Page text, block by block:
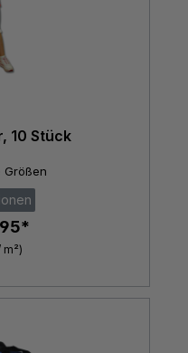
10 Stück
Größen
m²)